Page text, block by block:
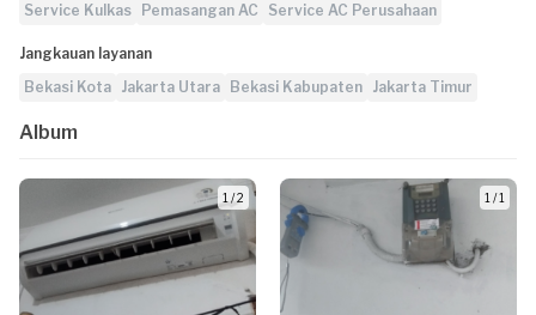
Service Kulkas
Pemasangan AC Service AC Perusahaan
Jangkauan layanan
Bekasi Kota Jakarta Utara Bekasi Kabupaten Jakarta Timur
Album
1 / 2 1 / 1